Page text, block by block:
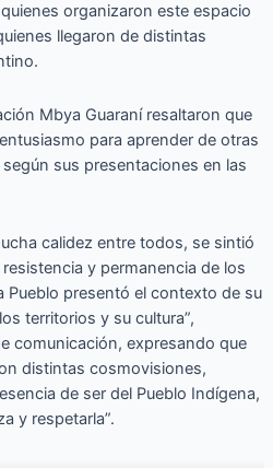
organizaron este espacio
llegaron de distintas
Mbya Guaraní resaltaron que
para aprender de otras
sus presentaciones en las
calidez entre todos, se sintió
y permanencia de los
Pueblo presentó el contexto de su
territorios y su cultura”,
comunicación, expresando que
distintas cosmovisiones,
de ser del Pueblo Indígena,
y respetarla”.